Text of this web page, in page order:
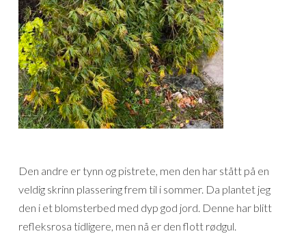
Den andre er tynn og pistrete, men den har stått på en
veldig skrinn plassering frem til i sommer. Da plantet jeg
den i et blomsterbed med dyp god jord. Denne har blitt
refleksrosa tidligere, men nå er den flott rødgul.